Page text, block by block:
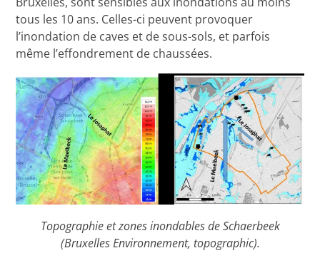
tous les 10 ans. Celles-ci peuvent provoquer
l’inondation de caves et de sous-sols, et parfois
même l’effondrement de chaussées.
Topographie et zones inondables de Schaerbeek
(Bruxelles Environnement, topographic).